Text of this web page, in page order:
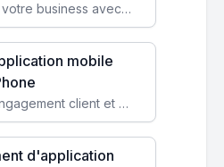
Faites évoluer votre business avec des solutions logicielles personnalisées, parfaitement adaptées à vos besoins spécifiques.
mobile
Augmentez l’engagement client et simplifiez vos processus avec une application mobile sur mesure, disponible sur iOS et Android.
d'application